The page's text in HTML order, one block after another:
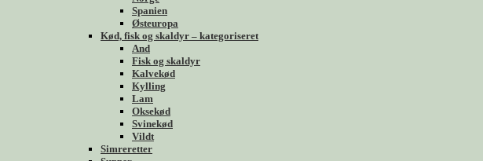
Spanien
Østeuropa
Kød, fisk og skaldyr – kategoriseret
And
Fisk og skaldyr
Kalvekød
Kylling
Lam
Oksekød
Svinekød
Vildt
Simreretter